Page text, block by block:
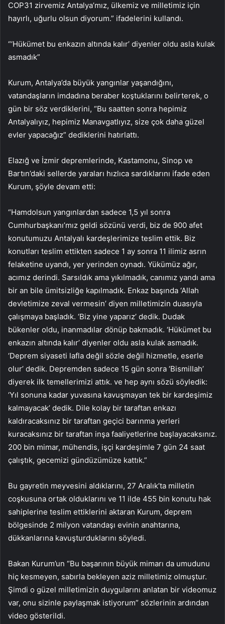
COP31 zirvemiz Antalya’mız, ülkemiz ve milletimiz için
hayırlı, uğurlu olsun diyorum.” ifadelerini kullandı.
“‘Hükümet bu enkazın altında kalır’ diyenler oldu asla kulak
asmadık”
Kurum, Antalya’da büyük yangınlar yaşandığını,
vatandaşların imdadına beraber koştuklarını belirterek, o
gün bir söz verdiklerini, “Bu saatten sonra hepimiz
Antalyalıyız, hepimiz Manavgatlıyız, size çok daha güzel
evler yapacağız” dediklerini hatırlattı.
Elazığ ve İzmir depremlerinde, Kastamonu, Sinop ve
Bartın’daki sellerde yaraları hızlıca sardıklarını ifade eden
Kurum, şöyle devam etti:
“Hamdolsun yangınlardan sadece 1,5 yıl sonra
Cumhurbaşkanı’mız geldi sözünü verdi, biz de 900 afet
konutumuzu Antalyalı kardeşlerimize teslim ettik. Biz
konutları teslim ettikten sadece 1 ay sonra 11 ilimiz asrın
felaketine uyandı, yer yerinden oynadı. Yükümüz ağır,
acımız derindi. Sarsıldık ama yıkılmadık, canımız yandı ama
bir an bile ümitsizliğe kapılmadık. Enkaz başında ‘Allah
devletimize zeval vermesin’ diyen milletimizin duasıyla
çalışmaya başladık. ‘Biz yine yaparız’ dedik. Dudak
bükenler oldu, inanmadılar dönüp bakmadık. ‘Hükümet bu
enkazın altında kalır’ diyenler oldu asla kulak asmadık.
‘Deprem siyaseti lafla değil sözle değil hizmetle, eserle
olur’ dedik. Depremden sadece 15 gün sonra ‘Bismillah’
diyerek ilk temellerimizi attık. ve hep aynı sözü söyledik:
‘Yıl sonuna kadar yuvasına kavuşmayan tek bir kardeşimiz
kalmayacak’ dedik. Dile kolay bir taraftan enkazı
kaldıracaksınız bir taraftan geçici barınma yerleri
kuracaksınız bir taraftan inşa faaliyetlerine başlayacaksınız.
200 bin mimar, mühendis, işçi kardeşimle 7 gün 24 saat
çalıştık, gecemizi gündüzümüze kattık.”
Bu gayretin meyvesini aldıklarını, 27 Aralık’ta milletin
coşkusuna ortak olduklarını ve 11 ilde 455 bin konutu hak
sahiplerine teslim ettiklerini aktaran Kurum, deprem
bölgesinde 2 milyon vatandaşı evinin anahtarına,
dükkanlarına kavuşturduklarını söyledi.
Bakan Kurum’un “Bu başarının büyük mimarı da umudunu
hiç kesmeyen, sabırla bekleyen aziz milletimiz olmuştur.
Şimdi o güzel milletimizin duygularını anlatan bir videomuz
var, onu sizinle paylaşmak istiyorum” sözlerinin ardından
video gösterildi.